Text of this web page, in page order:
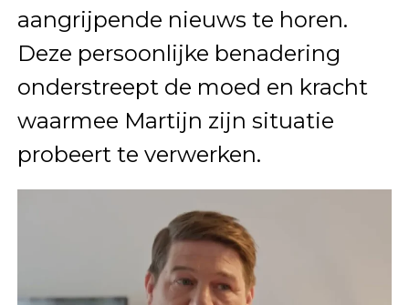
aangrijpende nieuws te horen.
Deze persoonlijke benadering
onderstreept de moed en kracht
waarmee Martijn zijn situatie
probeert te verwerken.